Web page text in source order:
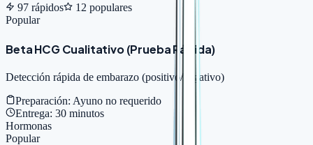
97 rápidos 12 populares
Popular
Beta HCG Cualitativo (Prueba Rápida)
Detección rápida de embarazo (positivo/negativo)
Preparación: Ayuno no requerido
Entrega: 30 minutos
Hormonas
Popular